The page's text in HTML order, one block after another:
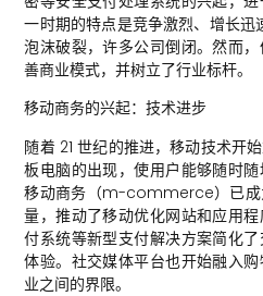
一时期的特点是竞争激烈、增长迅
泡沫破裂，许多公司倒闭。然而
善商业模式，并树立了行业标杆。
移动商务的兴起：技术进步
随着 21 世纪的推进，移动技术开
板电脑的出现，使用户能够随时随
移动商务（m-commerce）已成
量，推动了移动优化网站和应用
付系统等新型支付解决方案简化
体验。社交媒体平台也开始融入
业之间的界限。